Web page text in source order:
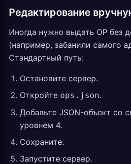
Редактирование
Иногда нужно выдать OP без
(например, забанили самого
Стандартный путь:
Остановите сервер.
Откройте ops.json.
Добавьте JSON-объект со
уровнем 4.
Сохраните.
Запустите сервер.